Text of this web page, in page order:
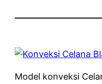
Model konveksi